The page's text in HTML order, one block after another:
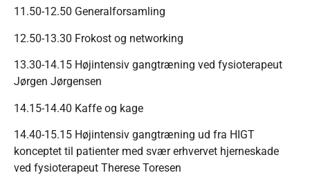
11.50-12.50 Generalforsamling
12.50-13.30 Frokost og networking
13.30-14.15 Højintensiv gangtræning ved fysioterapeut
Jørgen Jørgensen
14.15-14.40 Kaffe og kage
14.40-15.15 Højintensiv gangtræning ud fra HIGT
konceptet til patienter med svær erhvervet hjerneskade
ved fysioterapeut Therese Toresen